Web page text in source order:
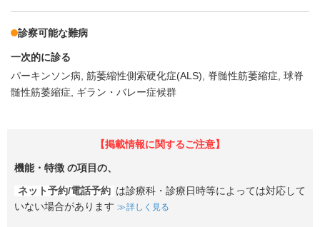
診察可能な難病
一次的に診る
パーキンソン病 筋萎縮性側索硬化症(ALS) 脊髄性筋萎縮症 球脊
髄性筋萎縮症
ギラン・バレー症候群
【掲載情報に関するご注意】
機能・特徴 の項目の、
ネット予約/電話予約 は診療科・診療日時等によっては対応して
いない場合があります
詳しく見る